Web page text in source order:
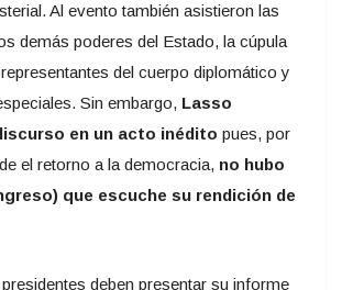
Al evento también asistieron las
demás poderes del Estado, la cúpula
del cuerpo diplomático y
Sin embargo, Lasso
en un acto inédito pues, por
el retorno a la democracia, no hubo
que escuche su rendición de
deben presentar su informe